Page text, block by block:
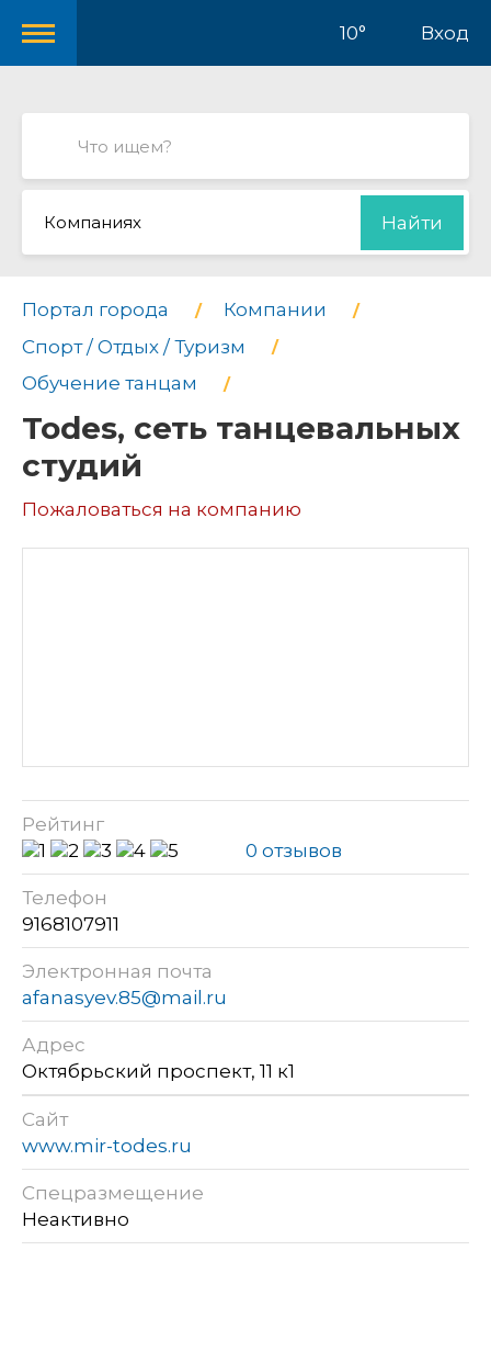
10° Вход
Компаниях Найти
Портал города
Компании
Спорт / Отдых / Туризм
Обучение танцам
Todes, сеть танцевальных
студий
Пожаловаться на компанию
Рейтинг
0 отзывов
Телефон
9168107911
Электронная почта
afanasyev.85@mail.ru
Адрес
Октябрьский проспект, 11 к1
Сайт
www.mir-todes.ru
Спецразмещение
Неактивно